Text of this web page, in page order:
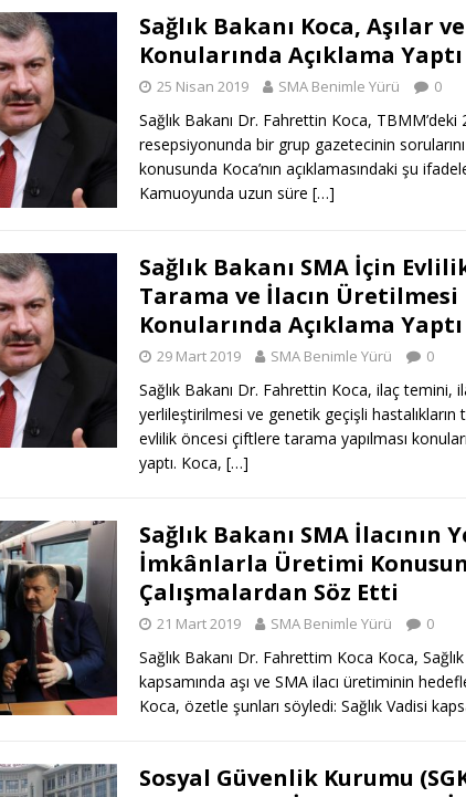
Sağlık Bakanı Koca, Aşılar
Konularında Açıklama Yaptı
25 Nisan 2019 SMA Benimle Yürü 0
Sağlık Bakanı Dr. Fahrettin Koca, TBMM’deki
resepsiyonunda bir grup gazetecinin sorularını
konusunda Koca’nın açıklamasındaki şu
Kamuoyunda uzun süre […]
Sağlık Bakanı SMA İçin
Tarama ve İlacın Üretilmesi
Konularında Açıklama Yaptı
29 Mart 2019 SMA Benimle Yürü 0
Sağlık Bakanı Dr. Fahrettin Koca, ilaç temini,
yerlileştirilmesi ve genetik geçişli hastalıkların
evlilik öncesi çiftlere tarama yapılması
yaptı. Koca, […]
Sağlık Bakanı SMA İlacının
İmkânlarla Üretimi
Çalışmalardan Söz Etti
21 Mart 2019 SMA Benimle Yürü 0
Sağlık Bakanı Dr. Fahrettim Koca Koca, Sağlık
kapsamında aşı ve SMA ilacı üretiminin
Koca, özetle şunları söyledi: Sağlık Vadisi
Sosyal Güvenlik Kurumu